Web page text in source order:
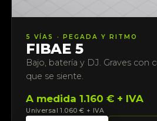
5 VÍAS · PEGADA Y RITMO
FIBAE 5
Bajo, batería y DJ. Graves con
que se siente.
A medida 1.160 € + IVA
Universal 1.060 € + IVA